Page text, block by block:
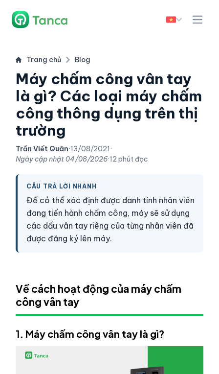
Trang chủ Blog
Máy chấm công vân tay
là gì? Các loại máy chấm
công thông dụng trên thị
trường
Trần Viết Quân·13/08/2021 ·
Ngày cập nhật04/08/2026·12 phút đọc
CÂU TRẢ LỜI NHANH
Để có thể xác định được danh tính nhân viên
đang tiến hành chấm công, máy sẽ sử dụng
các dấu vân tay riêng của từng nhân viên đã
được đăng ký lên máy.
Về cách hoạt động của máy chấm
công vân tay
1. Máy chấm công vân tay là gì?